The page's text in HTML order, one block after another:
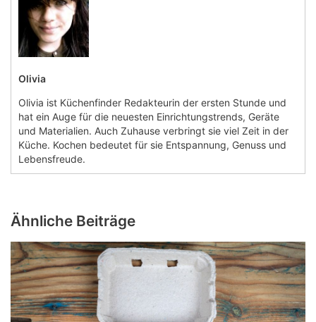
Olivia
Olivia ist Küchenfinder Redakteurin der ersten Stunde und
hat ein Auge für die neuesten Einrichtungstrends, Geräte
und Materialien. Auch Zuhause verbringt sie viel Zeit in der
Küche. Kochen bedeutet für sie Entspannung, Genuss und
Lebensfreude.
Ähnliche Beiträge